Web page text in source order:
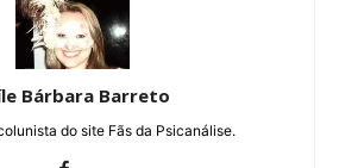
Bárbara Barreto
do site Fãs da Psicanálise.